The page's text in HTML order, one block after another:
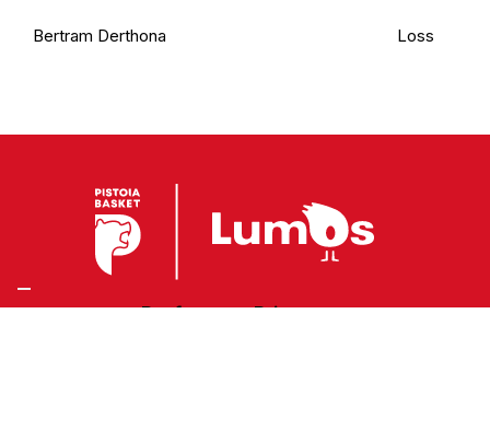
Bertram Derthona Loss
Preferenze Privacy